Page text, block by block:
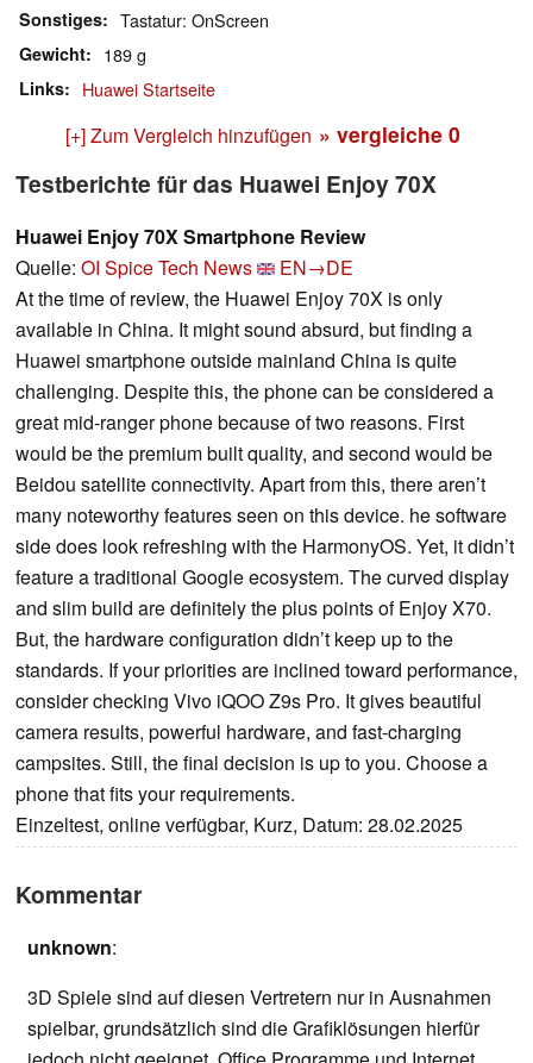
Sonstiges Tastatur: OnScreen
Gewicht 189 g
Links Huawei Startseite
[+] Zum Vergleich hinzufügen » vergleiche 0
Testberichte für das Huawei Enjoy 70X
Huawei Enjoy 70X Smartphone Review
Quelle: OI Spice Tech News
EN→DE
At the time of review, the Huawei Enjoy 70X is only
available in China. It might sound absurd, but finding a
Huawei smartphone outside mainland China is quite
challenging. Despite this, the phone can be considered a
great mid-ranger phone because of two reasons. First
would be the premium built quality, and second would be
Beidou satellite connectivity. Apart from this, there aren’t
many noteworthy features seen on this device. he software
side does look refreshing with the HarmonyOS. Yet, it didn’t
feature a traditional Google ecosystem. The curved display
and slim build are definitely the plus points of Enjoy X70.
But, the hardware configuration didn’t keep up to the
standards. If your priorities are inclined toward performance,
consider checking Vivo iQOO Z9s Pro. It gives beautiful
camera results, powerful hardware, and fast-charging
campsites. Still, the final decision is up to you. Choose a
phone that fits your requirements.
Einzeltest, online verfügbar, Kurz, Datum: 28.02.2025
Kommentar
unknown:
3D Spiele sind auf diesen Vertretern nur in Ausnahmen
spielbar, grundsätzlich sind die Grafiklösungen hierfür